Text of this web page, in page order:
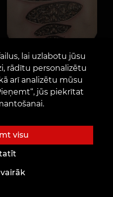
lai uzlabotu jūsu
rādītu personalizētu
arī analizētu mūsu
jūs piekrītat
visu